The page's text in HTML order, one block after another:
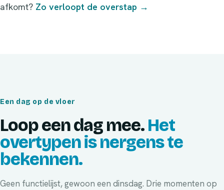
afkomt? Zo verloopt de overstap →
Een dag op de vloer
Loop een dag mee.Het
overtypen is nergens te
bekennen.
Geen functielijst, gewoon een dinsdag. Drie momenten op